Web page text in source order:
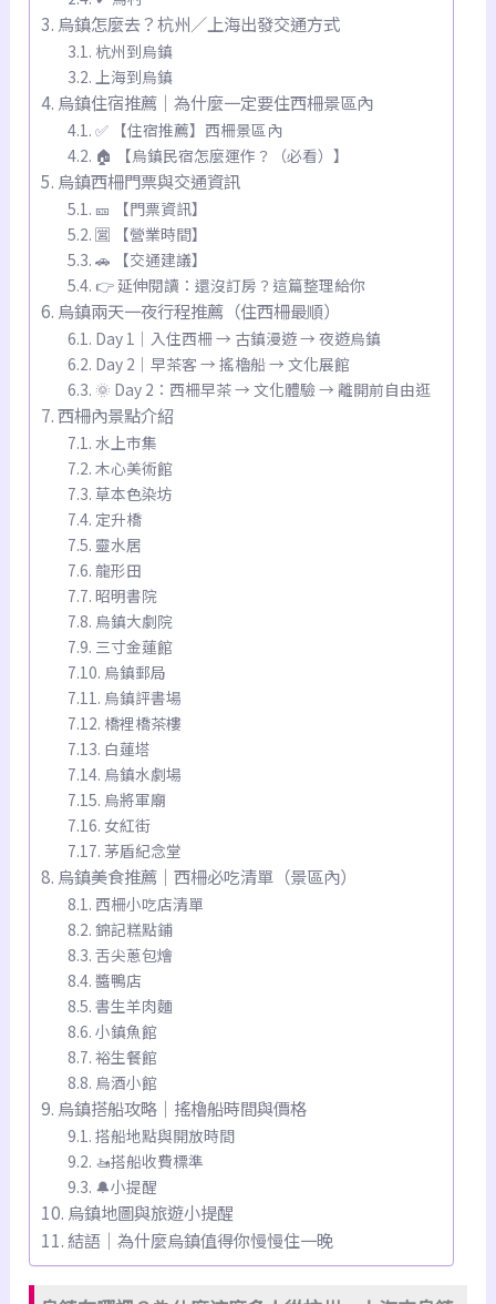
烏鎮怎麼去？杭州／上海出發交通方式
杭州到烏鎮
上海到烏鎮
烏鎮住宿推薦｜為什麼一定要住西柵景區內
✅ 【住宿推薦】西柵景區內
🏠 【烏鎮民宿怎麼運作？（必看）】
烏鎮西柵門票與交通資訊
🎫 【門票資訊】
🈺 【營業時間】
🚗 【交通建議】
👉 延伸閱讀：還沒訂房？這篇整理給你
烏鎮兩天一夜行程推薦（住西柵最順）
Day 1｜入住西柵 → 古鎮漫遊 → 夜遊烏鎮
Day 2｜早茶客 → 搖櫓船 → 文化展館
🌞 Day 2：西柵早茶 → 文化體驗 → 離開前自由逛
西柵內景點介紹
水上市集
木心美術館
草本色染坊
定升橋
靈水居
龍形田
昭明書院
烏鎮大劇院
三寸金蓮館
烏鎮郵局
烏鎮評書場
橋裡橋茶樓
白蓮塔
烏鎮水劇場
烏將軍廟
女紅街
茅盾紀念堂
烏鎮美食推薦｜西柵必吃清單（景區內）
西柵小吃店清單
錦記糕點鋪
舌尖蔥包燴
醬鴨店
書生羊肉麵
小鎮魚館
裕生餐館
烏酒小館
烏鎮搭船攻略｜搖櫓船時間與價格
搭船地點與開放時間
🚤搭船收費標準
🔔小提醒
烏鎮地圖與旅遊小提醒
結語｜為什麼烏鎮值得你慢慢住一晚